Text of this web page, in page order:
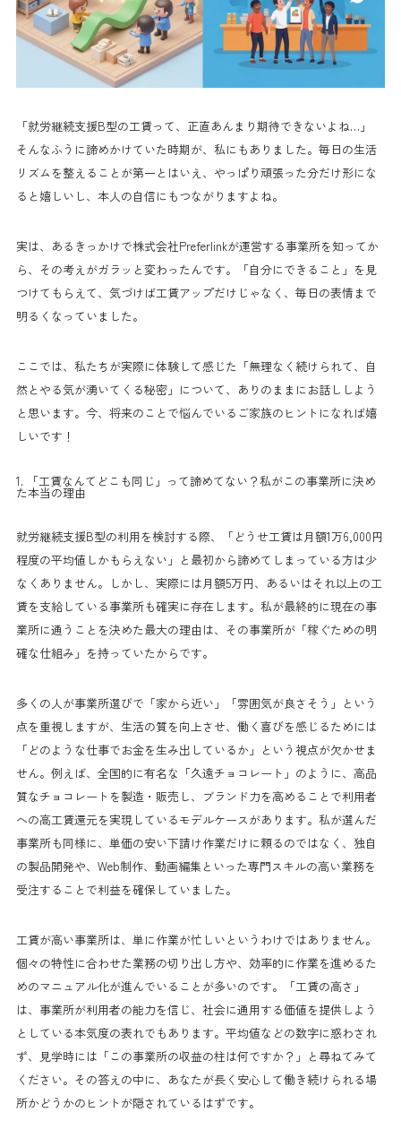
「就労継続支援B型の工賃って、正直あんまり期待できないよね…」
そんなふうに諦めかけていた時期が、私にもありました。毎日の生活
リズムを整えることが第一とはいえ、やっぱり頑張った分だけ形にな
ると嬉しいし、本人の自信にもつながりますよね。
実は、あるきっかけで株式会社Preferlinkが運営する事業所を知ってか
ら、その考えがガラッと変わったんです。「自分にできること」を見
つけてもらえて、気づけば工賃アップだけじゃなく、毎日の表情まで
明るくなっていました。
ここでは、私たちが実際に体験して感じた「無理なく続けられて、自
然とやる気が湧いてくる秘密」について、ありのままにお話ししよう
と思います。今、将来のことで悩んでいるご家族のヒントになれば嬉
しいです！
1. 「工賃なんてどこも同じ」って諦めてない？私がこの事業所に決め
た本当の理由
就労継続支援B型の利用を検討する際、「どうせ工賃は月額1万6,000円
程度の平均値しかもらえない」と最初から諦めてしまっている方は少
なくありません。しかし、実際には月額5万円、あるいはそれ以上の工
賃を支給している事業所も確実に存在します。私が最終的に現在の事
業所に通うことを決めた最大の理由は、その事業所が「稼ぐための明
確な仕組み」を持っていたからです。
多くの人が事業所選びで「家から近い」「雰囲気が良さそう」という
点を重視しますが、生活の質を向上させ、働く喜びを感じるためには
「どのような仕事でお金を生み出しているか」という視点が欠かせま
せん。例えば、全国的に有名な「久遠チョコレート」のように、高品
質なチョコレートを製造・販売し、ブランド力を高めることで利用者
への高工賃還元を実現しているモデルケースがあります。私が選んだ
事業所も同様に、単価の安い下請け作業だけに頼るのではなく、独自
の製品開発や、Web制作、動画編集といった専門スキルの高い業務を
受注することで利益を確保していました。
工賃が高い事業所は、単に作業が忙しいというわけではありません。
個々の特性に合わせた業務の切り出し方や、効率的に作業を進めるた
めのマニュアル化が進んでいることが多いのです。「工賃の高さ」
は、事業所が利用者の能力を信じ、社会に通用する価値を提供しよう
としている本気度の表れでもあります。平均値などの数字に惑わされ
ず、見学時には「この事業所の収益の柱は何ですか？」と尋ねてみて
ください。その答えの中に、あなたが長く安心して働き続けられる場
所かどうかのヒントが隠されているはずです。